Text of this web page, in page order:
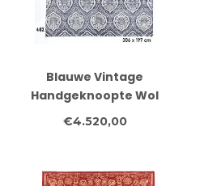
Blauwe Vintage
Handgeknoopte Wol
Tapijt - Ziegler Patroon
€4.520,00